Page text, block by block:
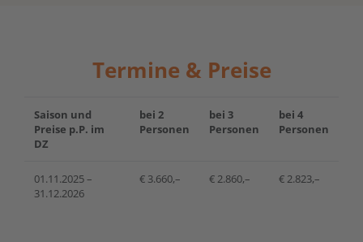
Termine & Preise
Saison und
Preise p.P. im
DZ
bei 2
Personen
bei 3
Personen
bei 4
Personen
01.11.2025 –
31.12.2026
€ 3.660,– € 2.860,– € 2.823,–